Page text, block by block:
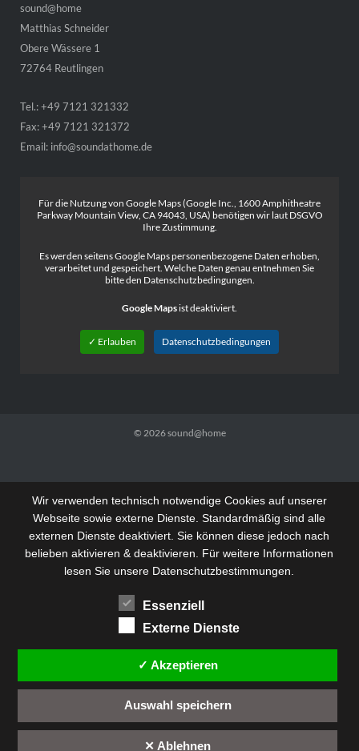
sound@home
Matthias Schneider
Obere Wässere 1
72764 Reutlingen
Tel.: +49 7121 321332
Fax: +49 7121 321372
Email: info@soundathome.de
Für die Nutzung von Google Maps (Google Inc., 1600 Amphitheatre
Parkway Mountain View, CA 94043, USA) benötigen wir laut DSGVO
Ihre Zustimmung.
Es werden seitens Google Maps personenbezogene Daten erhoben,
verarbeitet und gespeichert. Welche Daten genau entnehmen Sie
bitte den Datenschutzbedingungen.
Google Maps ist deaktiviert.
✓ Erlauben Datenschutzbedingungen
© 2026sound@home
Wir verwenden technisch notwendige Cookies auf unserer
Webseite sowie externe Dienste. Standardmäßig sind alle
externen Dienste deaktiviert. Sie können diese jedoch nach
belieben aktivieren & deaktivieren. Für weitere Informationen
lesen Sie unsere Datenschutzbestimmungen.
Essenziell
Externe Dienste
✓ Akzeptieren
Auswahl speichern
✕ Ablehnen